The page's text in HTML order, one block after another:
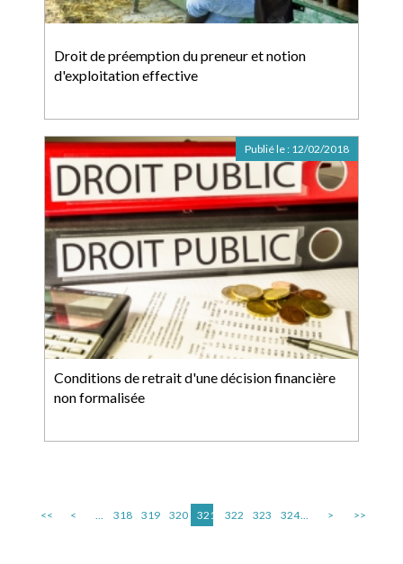
Droit de préemption du preneur et notion
d'exploitation effective
Conditions de retrait d'une décision financière
non formalisée
Publié le : 12/02/2018
<< < ... 318 319 320 321 322 323 324... > >>